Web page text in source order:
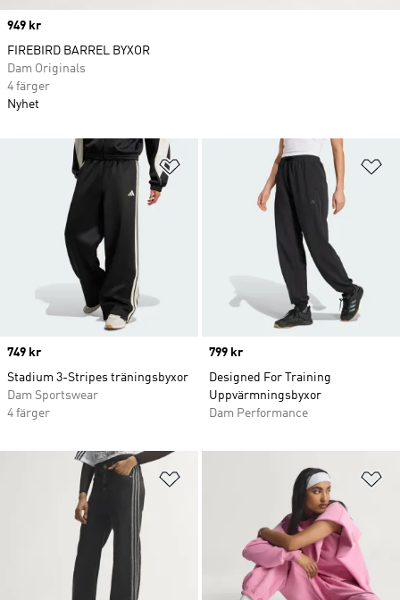
Lägg till på önskelistan
Price
749 kr
Stadium 3-Stripes träningsbyxor
Dam Sportswear
4 färger
Price
799 kr
Designed For Training
Uppvärmningsbyxor
Dam Performance
Lägg till på önskelistan
Price
949 kr
FIREBIRD BARREL BYXOR
Dam Originals
4 färger
Nyhet